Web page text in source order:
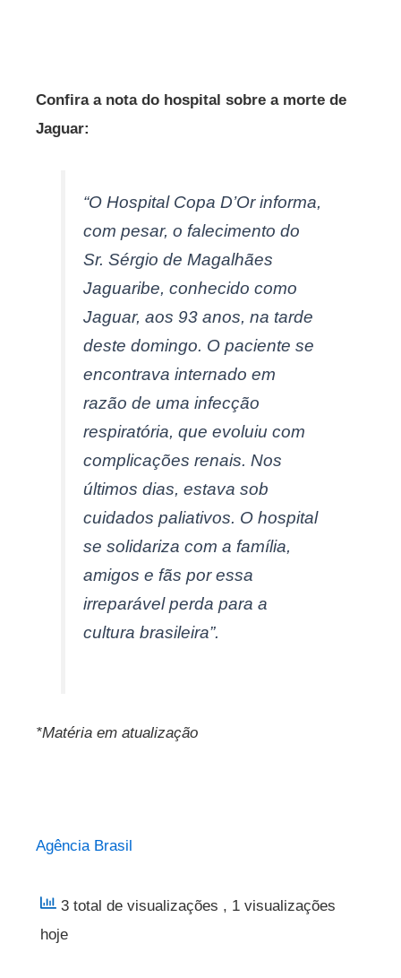
Confira a nota do hospital sobre a morte de
Jaguar:
“O Hospital Copa D’Or informa,
com pesar, o falecimento do
Sr. Sérgio de Magalhães
Jaguaribe, conhecido como
Jaguar, aos 93 anos, na tarde
deste domingo. O paciente se
encontrava internado em
razão de uma infecção
respiratória, que evoluiu com
complicações renais. Nos
últimos dias, estava sob
cuidados paliativos. O hospital
se solidariza com a família,
amigos e fãs por essa
irreparável perda para a
cultura brasileira”.
*Matéria em atualização
Agência Brasil
3 total de visualizações , 1 visualizações
hoje